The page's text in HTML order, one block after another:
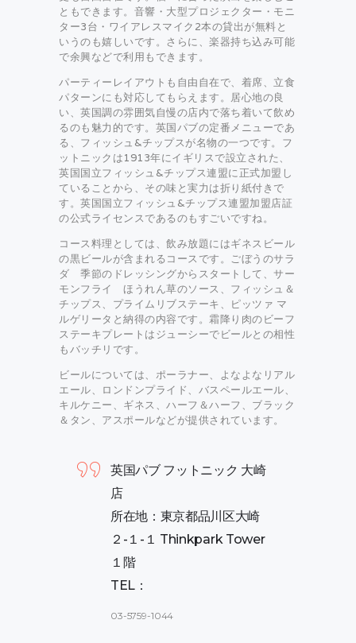
ともできます。音響・大型プロジェクター・モニ
ター3台・ワイアレスマイク2本の貸出が無料と
いうのも嬉しいです。さらに、楽器持ち込み可能
で余興などで利用もできます。
パーティーレイアウトも自由自在で、着席、立食
パターンにも対応してもらえます。居心地の良
い、英国調の雰囲気自慢の店内で落ち着いて飲め
るのも魅力的です。英国パブの定番メニューであ
る、フィッシュ&チップスが名物の一つです。フ
ットニックは1913年にイギリスで設立された、
英国国立フィッシュ&チップス連盟に正式加盟し
ていることから、その味と実力は折り紙付きで
す。英国国立フィッシュ&チップス連盟加盟店証
の公式ライセンスであるのもすごいですね。
コース料理としては、飲み放題にはギネスビール
の黒ビールが含まれるコースです。ごぼうのサラ
ダ 季節のドレッシングからスタートして、サー
モンフライ ほうれん草のソース、フィッシュ＆
チップス、プライムリブステーキ、ピッツァ マ
ルゲリータと納得の内容です。霜降り肉のビーフ
ステーキプレートはジューシーでビールとの相性
もバッチリです。
ビールについては、ポーラナー、よなよなリアル
エール、ロンドンプライド、バスペールエール、
キルケニー、ギネス、ハーフ＆ハーフ、ブラック
＆タン、アスポールなどが提供されています。
英国パブ フットニック 大崎
店
所在地：東京都品川区大崎
２-１-１ Thinkpark Tower
１階
TEL：
03-5759-1044